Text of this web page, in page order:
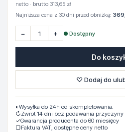
netto · brutto 313,65 zł
Najniższa cena z 30 dni przed obniżką:
− + ● Dostępny
Do
♡ Dodaj do
◐ Wysyłka do 24h od skompletowania.
↻Zwrot 14 dni bez podawania przyczyny
✓Gwarancja producenta do 60 miesięcy
▢Faktura VAT, dostępne ceny netto